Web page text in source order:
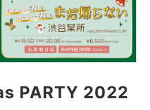
PARTY 2022